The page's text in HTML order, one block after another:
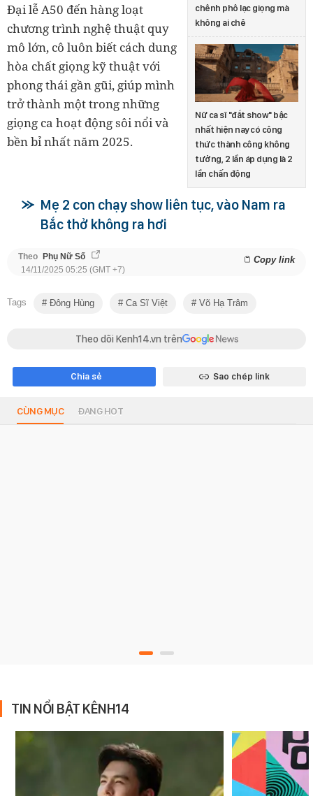
chênh phô lạc giọng mà
không ai chê
Nữ ca sĩ "đắt show" bậc
nhất hiện nay có công
thức thành công không
tưởng, 2 lần áp dụng là 2
lần chấn động
Đại lễ A50 đến hàng loạt
chương trình nghệ thuật quy
mô lớn, cô luôn biết cách dung
hòa chất giọng kỹ thuật với
phong thái gần gũi, giúp mình
trở thành một trong những
giọng ca hoạt động sôi nổi và
bền bỉ nhất năm 2025.
Mẹ 2 con chạy show liên tục, vào Nam ra
Bắc thở không ra hơi
Theo Phụ Nữ Số Copy link
14/11/2025 05:25 (GMT +7)
Tags Đông Hùng Ca Sĩ Việt Võ Hạ Trâm
Theo dõi Kenh14.vn trên
Chia sẻ Sao chép link
CÙNG MỤC ĐANG HOT
TIN NỔI BẬT KÊNH14